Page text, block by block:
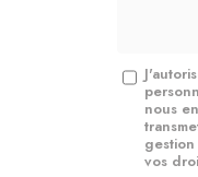
Message
nous
vos